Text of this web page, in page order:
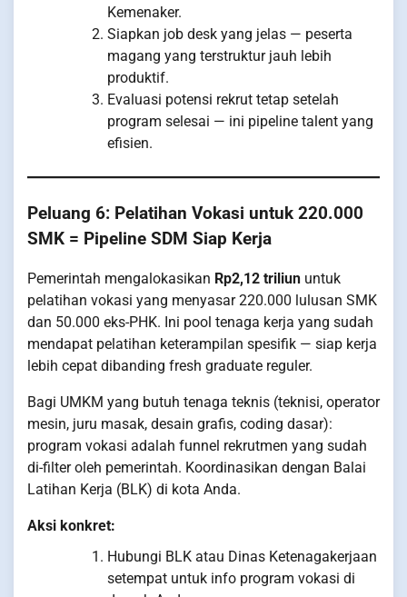
Kemenaker.
Siapkan job desk yang jelas — peserta
magang yang terstruktur jauh lebih
produktif.
Evaluasi potensi rekrut tetap setelah
program selesai — ini pipeline talent yang
efisien.
Peluang 6: Pelatihan Vokasi untuk 220.000
SMK = Pipeline SDM Siap Kerja
Pemerintah mengalokasikan Rp2,12 triliun untuk
pelatihan vokasi yang menyasar 220.000 lulusan SMK
dan 50.000 eks-PHK. Ini pool tenaga kerja yang sudah
mendapat pelatihan keterampilan spesifik — siap kerja
lebih cepat dibanding fresh graduate reguler.
Bagi UMKM yang butuh tenaga teknis (teknisi, operator
mesin, juru masak, desain grafis, coding dasar):
program vokasi adalah funnel rekrutmen yang sudah
di-filter oleh pemerintah. Koordinasikan dengan Balai
Latihan Kerja (BLK) di kota Anda.
Aksi konkret:
Hubungi BLK atau Dinas Ketenagakerjaan
setempat untuk info program vokasi di